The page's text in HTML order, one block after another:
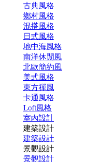
古典風格
鄉村風格
混搭風格
日式風格
地中海風格
南洋休閒風
北歐簡約風
美式風格
東方禪風
卡通風格
Loft風格
室內設計
建築設計
建築設計
景觀設計
景觀設計